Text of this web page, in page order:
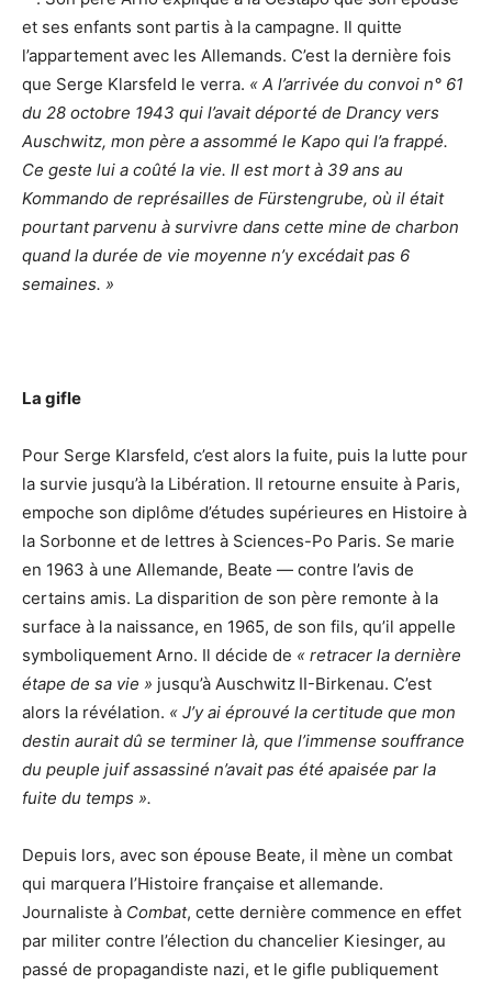
et ses enfants sont partis à la campagne. Il quitte
l’appartement avec les Allemands. C’est la dernière fois
que Serge Klarsfeld le verra. « A l’arrivée du convoi n° 61
du 28 octobre 1943 qui l’avait déporté de Drancy vers
Auschwitz, mon père a assommé le Kapo qui l’a frappé.
Ce geste lui a coûté la vie. Il est mort à 39 ans au
Kommando de représailles de Fürstengrube, où il était
pourtant parvenu à survivre dans cette mine de charbon
quand la durée de vie moyenne n’y excédait pas 6
semaines. »
La gifle
Pour Serge Klarsfeld, c’est alors la fuite, puis la lutte pour
la survie jusqu’à la Libération. Il retourne ensuite à Paris,
empoche son diplôme d’études supérieures en Histoire à
la Sorbonne et de lettres à Sciences-Po Paris. Se marie
en 1963 à une Allemande, Beate — contre l’avis de
certains amis. La disparition de son père remonte à la
surface à la naissance, en 1965, de son fils, qu’il appelle
symboliquement Arno. Il décide de « retracer la dernière
étape de sa vie » jusqu’à Auschwitz II-Birkenau. C’est
alors la révélation. « J’y ai éprouvé la certitude que mon
destin aurait dû se terminer là, que l’immense souffrance
du peuple juif assassiné n’avait pas été apaisée par la
fuite du temps ».
Depuis lors, avec son épouse Beate, il mène un combat
qui marquera l’Histoire française et allemande.
Journaliste à Combat, cette dernière commence en effet
par militer contre l’élection du chancelier Kiesinger, au
passé de propagandiste nazi, et le gifle publiquement